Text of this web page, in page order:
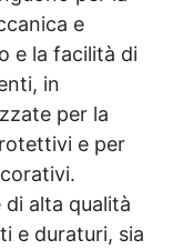
e
e la facilità di
in
per la
e per
di alta qualità
e duraturi, sia